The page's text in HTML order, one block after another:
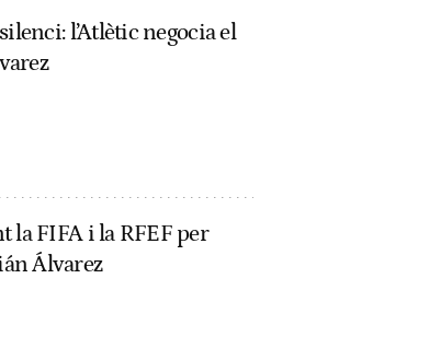
l’Atlètic negocia el
la FIFA i la RFEF per
Álvarez